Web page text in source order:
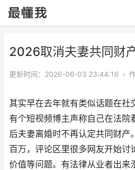
2026取消夫妻共同财
更新时间：2026-06-03 23:44:16 •
其实早在去年就有类似话题在社
有个短视频博主声称自己在法院
后夫妻离婚时不再认定共同财产
百万，评论区里很多网友开始讨
价值等问题。有法律从业者出来